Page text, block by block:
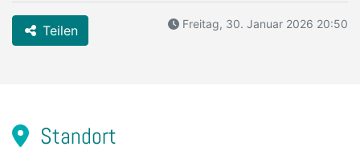
Teilen Freitag, 30. Januar 2026 20:50
Standort